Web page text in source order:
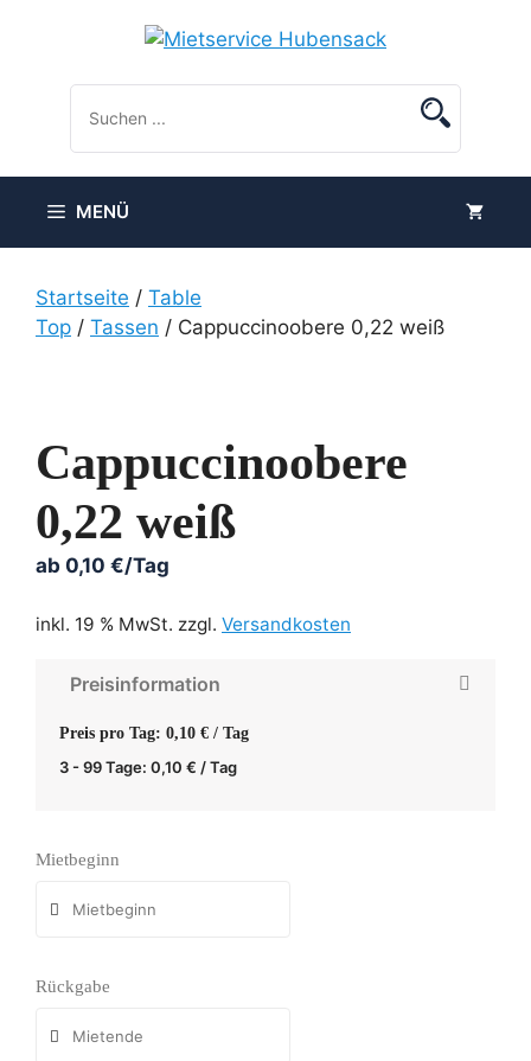
MENÜ
Startseite / Table
Top / Tassen / Cappuccinoobere 0,22 weiß
Cappuccinoobere
0,22 weiß
ab 0,10 €/Tag
inkl. 19 % MwSt. zzgl. Versandkosten
Preisinformation
Preis pro Tag: 0,10 € / Tag
3 - 99 Tage: 0,10 € / Tag
Mietbeginn
Rückgabe